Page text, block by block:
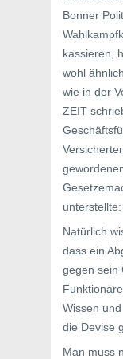
Bonner
kassieren,
wohl
wie in der
ZEIT
Natürlich
dass ein
gegen sein
Wissen
die Devise
Man muss